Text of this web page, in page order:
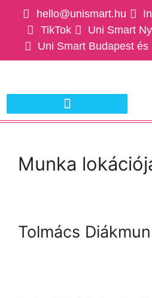
hello@unismart.hu
TikTok
Uni Smart
Uni Smart Budapest
Munka
Tolmács